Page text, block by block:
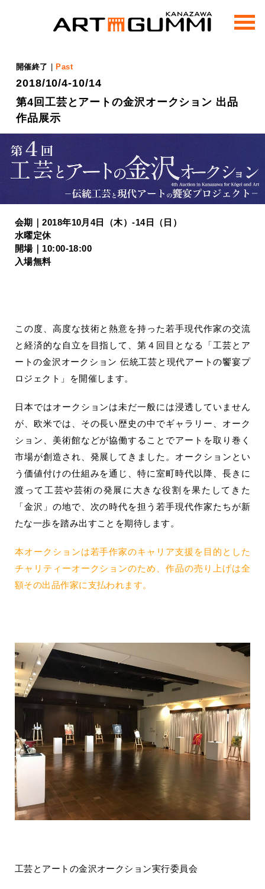
m
e
開催終了 Past
2018/10/4-10/14
第4回工芸とアートの金沢オークション 出品
作品展示
会期｜2018年10月4日（木）-14日（日）
水曜定休
開場｜10:00-18:00
入場無料
この度、高度な技術と熱意を持った若手現代作家の交流
と経済的な自立を目指して、第４回目となる「工芸とア
ートの金沢オークション 伝統工芸と現代アートの饗宴プ
ロジェクト」を開催します。
日本ではオークションは未だ一般には浸透していません
が、欧米では、その長い歴史の中でギャラリー、オーク
ション、美術館などが協働することでアートを取り巻く
市場が創造され、発展してきました。オークションとい
う価値付けの仕組みを通じ、特に室町時代以降、長きに
渡って工芸や芸術の発展に大きな役割を果たしてきた
「金沢」の地で、次の時代を担う若手現代作家たちが新
たな一歩を踏み出すことを期待します。
本オークションは若手作家のキャリア支援を目的とした
チャリティーオークションのため、作品の売り上げは全
額その出品作家に支払われます。
工芸とアートの金沢オークション実行委員会